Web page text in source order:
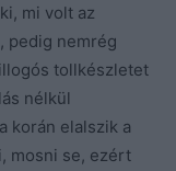
mi volt az
pedig nemrég
tollkészletet
nélkül
korán elalszik a
mosni se, ezért